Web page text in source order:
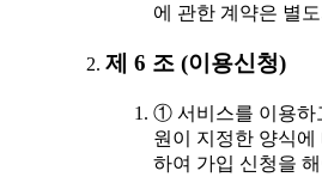
에 관한 계약은 별
제 6 조 (이용신청)
① 서비스를 이용하
원이 지정한 양식
하여 가입 신청을